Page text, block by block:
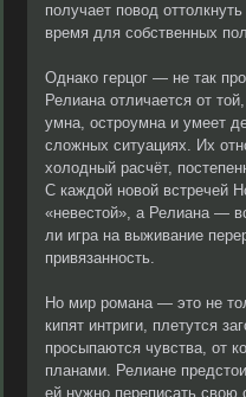
получает повод
время для собственных
Однако герцог — не так
Релиана отличается от
умна, остроумна и умеет
сложных ситуациях. Их
холодный расчёт,
С каждой новой встречей
«невестой», а Релиана —
ли игра на выживание
привязанность.
Но мир романа — это не
кипят интриги, плетутся
просыпаются чувства, от
планами. Релиане
ей нужно переписать свою